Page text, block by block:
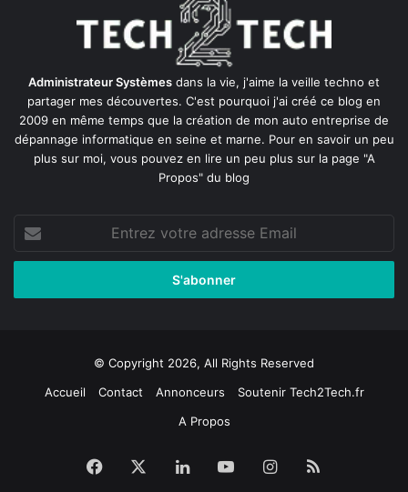
Administrateur Systèmes dans la vie, j'aime la veille techno et
partager mes découvertes. C'est pourquoi j'ai créé ce blog en
2009 en même temps que la création de mon auto entreprise de
dépannage informatique en seine et marne. Pour en savoir un peu
plus sur moi, vous pouvez en lire un peu plus sur la page "A
Propos" du blog
Entrez
votre
adresse
© Copyright 2026, All Rights Reserved
Accueil
Contact Annonceurs
Soutenir Tech2Tech.fr
A Propos
Facebook LinkedinYouTubeInstagram